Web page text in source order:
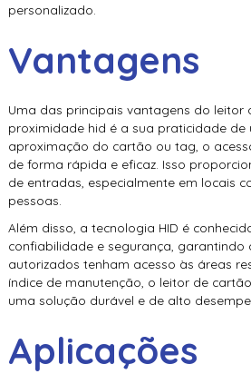
personalizado.
Vantagens
Uma das principais vantagens do leitor
proximidade hid é a sua praticidade de
aproximação do cartão ou tag, o
de forma rápida e eficaz. Isso
de entradas, especialmente em locais
pessoas.
Além disso, a tecnologia HID é
confiabilidade e segurança, garantindo
autorizados tenham acesso às áreas
índice de manutenção, o leitor de
uma solução durável e de alto
Aplicações